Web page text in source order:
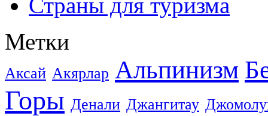
Метки
Аксай Акярлар Альпинизм
Горы Денали Джангитау